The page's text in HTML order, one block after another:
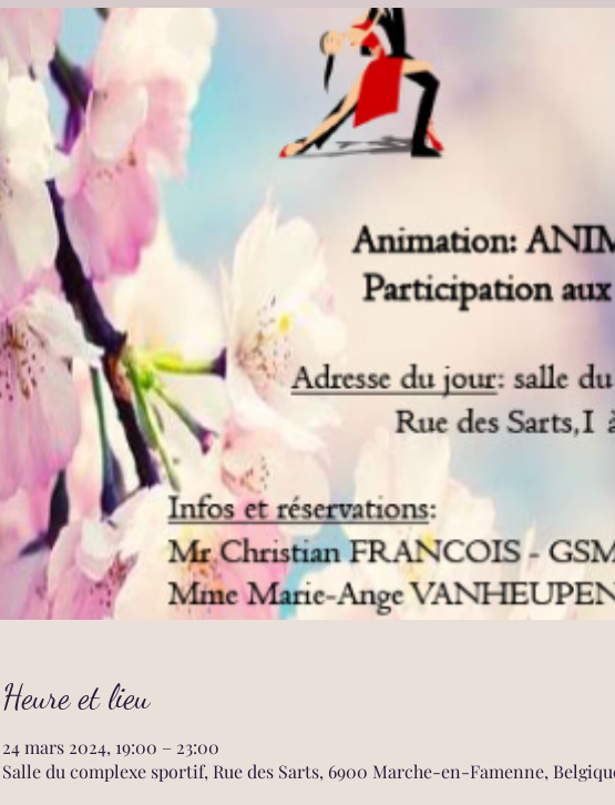
Heure et lieu
24 mars 2024, 19:00 – 23:00
Salle du complexe sportif, Rue des Sarts, 6900 Marche-en-Famenne,